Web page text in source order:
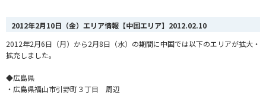
2012年2月10日（金）エリア情報【中国エリア】 2012.02.10
2012年2月6日（月）から2月8日（水）の期間に中国では以下のエリアが拡大・
拡充しました。
◆広島県
・広島県福山市引野町３丁目 周辺